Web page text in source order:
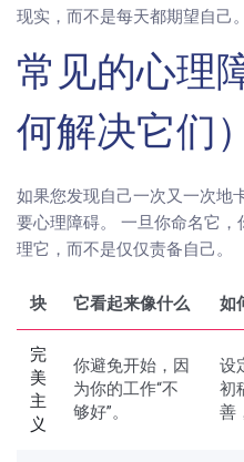
现实，而不是每天都期望自己。
常见的心理
何解决它们）
如果您发现自己一次又一次地
要心理障碍。 一旦你命名它
理它，而不是仅仅责备自己。
块 它看起来像什么 如
完
美
主
义
你避免开始，因
为你的工作“不
够好”。
设
初
善